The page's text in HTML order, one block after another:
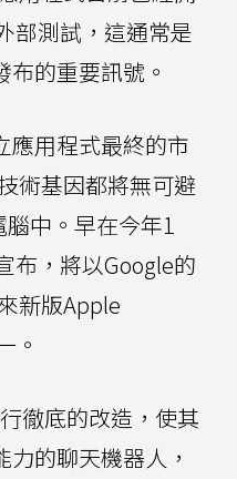
部測試，這通常是
的重要訊號。
應用程式最終的市
術基因都將無可避
中。早在今年1
布，將以Google的
新版Apple
。
徹底的改造，使其
的聊天機器人，